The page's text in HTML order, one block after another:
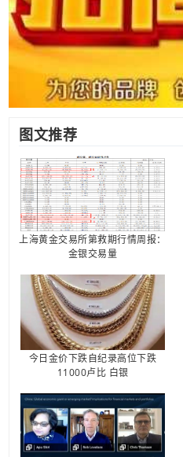
图文推荐
上海黄金交易所第救期行情周报：
金银交易量
今日金价下跌自纪录高位下跌
11000卢比 白银